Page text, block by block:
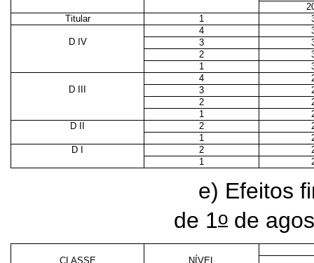
Titular
1
4
D IV
3
2
1
4
D III
3
2
1
D II
2
1
D I
2
1
e) Efeitos
de 1o de
CLASSE
NÍVEL